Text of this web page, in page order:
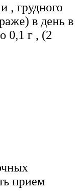
и , грудного
в день в
0,1 г , (2
прием